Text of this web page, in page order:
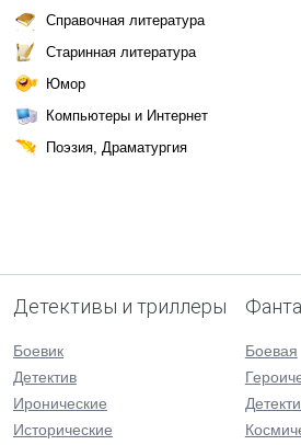
Справочная литература
Старинная литература
Юмор
Компьютеры и Интернет
Поэзия, Драматургия
Детективы и триллеры
Боевик
Детектив
Иронические
Исторические
Боевая